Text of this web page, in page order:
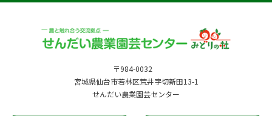
〒984-0032
宮城県仙台市若林区荒井字切新田13-1
せんだい農業園芸センター